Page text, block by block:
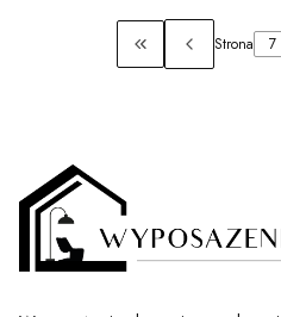
Wróć do Strona